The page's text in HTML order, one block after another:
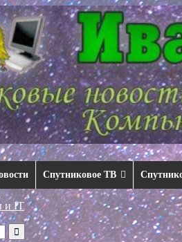
Спутниковое ТВ
и IT